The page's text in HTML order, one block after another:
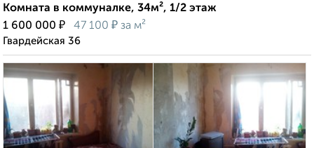
Комната в коммуналке, 34м², 1/2 этаж
1 600 000 ₽ 47 100 ₽ за м²
Гвардейская 36